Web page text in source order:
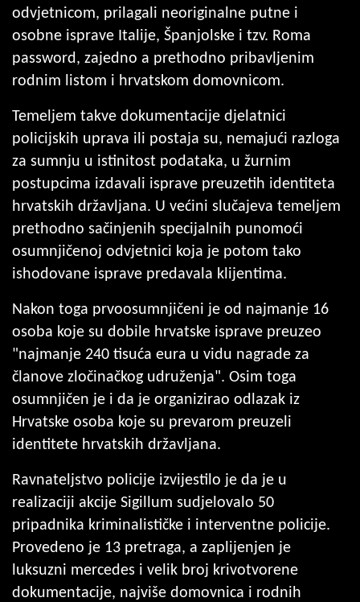
odvjetnicom, prilagali neoriginalne putne i
osobne isprave Italije, Španjolske i tzv. Roma
password, zajedno a prethodno pribavljenim
rodnim listom i hrvatskom domovnicom.
Temeljem takve dokumentacije djelatnici
policijskih uprava ili postaja su, nemajući razloga
za sumnju u istinitost podataka, u žurnim
postupcima izdavali isprave preuzetih identiteta
hrvatskih državljana. U većini slučajeva temeljem
prethodno sačinjenih specijalnih punomoći
osumnjičenoj odvjetnici koja je potom tako
ishodovane isprave predavala klijentima.
Nakon toga prvoosumnjičeni je od najmanje 16
osoba koje su dobile hrvatske isprave preuzeo
"najmanje 240 tisuća eura u vidu nagrade za
članove zločinačkog udruženja". Osim toga
osumnjičen je i da je organizirao odlazak iz
Hrvatske osoba koje su prevarom preuzeli
identitete hrvatskih državljana.
Ravnateljstvo policije izvijestilo je da je u
realizaciji akcije Sigillum sudjelovalo 50
pripadnika kriminalističke i interventne policije.
Provedeno je 13 pretraga, a zaplijenjen je
luksuzni mercedes i velik broj krivotvorene
dokumentacije, najviše domovnica i rodnih